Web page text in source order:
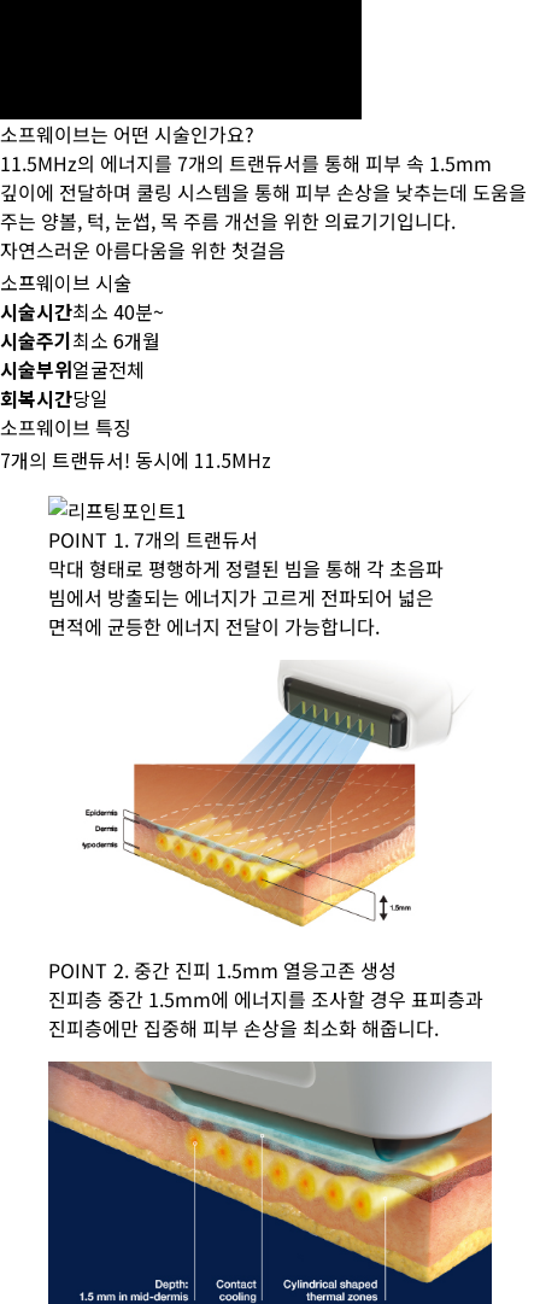
소프웨이브는 어떤 시술인가요?
11.5MHz의 에너지를 7개의 트랜듀서를 통해 피부 속 1.5mm
깊이에 전달하며 쿨링 시스템을 통해 피부 손상을 낮추는데 도움을
주는 양볼, 턱, 눈썹, 목 주름 개선을 위한 의료기기입니다.
자연스러운 아름다움을 위한 첫걸음
소프웨이브 시술
시술시간최소 40분~
시술주기최소 6개월
시술부위얼굴전체
회복시간당일
소프웨이브 특징
7개의 트랜듀서! 동시에 11.5MHz
POINT 1. 7개의 트랜듀서
막대 형태로 평행하게 정렬된 빔을 통해 각 초음파
빔에서 방출되는 에너지가 고르게 전파되어 넓은
면적에 균등한 에너지 전달이 가능합니다.
POINT 2. 중간 진피 1.5mm 열응고존 생성
진피층 중간 1.5mm에 에너지를 조사할 경우 표피층과
진피층에만 집중해 피부 손상을 최소화 해줍니다.